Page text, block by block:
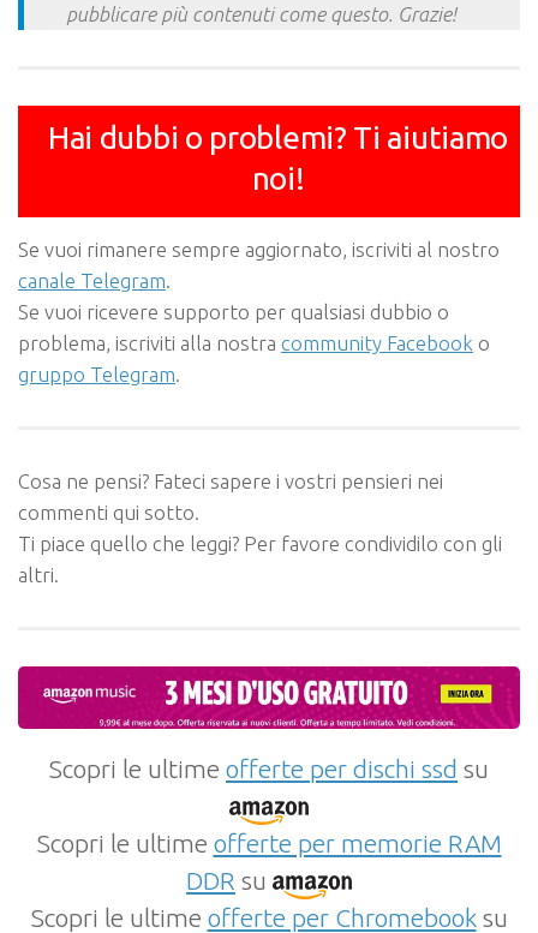
pubblicare più contenuti come questo. Grazie!
Hai dubbi o problemi? Ti aiutiamo
noi!
Se vuoi rimanere sempre aggiornato, iscriviti al nostro
canale Telegram.
Se vuoi ricevere supporto per qualsiasi dubbio o
problema, iscriviti alla nostra community Facebook o
gruppo Telegram.
Cosa ne pensi? Fateci sapere i vostri pensieri nei
commenti qui sotto.
Ti piace quello che leggi? Per favore condividilo con gli
altri.
Scopri le ultime offerte per dischi ssd su
Scopri le ultime offerte per memorie RAM
DDR su
Scopri le ultime offerte per Chromebooksu